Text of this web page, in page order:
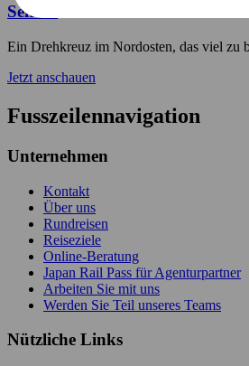
Sendai
Ein Drehkreuz im Nordosten, das viel zu
Jetzt anschauen
Fusszeilennavigation
Unternehmen
Kontakt
Über uns
Rundreisen
Reiseziele
Online-Beratung
Japan Rail Pass für Agenturpartner
Arbeiten Sie mit uns
Werden Sie Teil unseres Teams
Nützliche Links